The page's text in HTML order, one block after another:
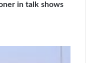
in talk shows